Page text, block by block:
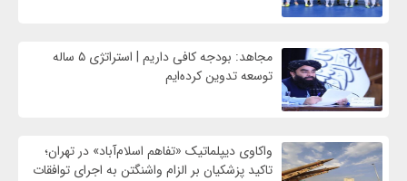
مجاهد: بودجه کافی داریم | استراتژی ۵ ساله
توسعه تدوین کرده‌ایم
واکاوی دیپلماتیک «تفاهم اسلام‌آباد» در تهران؛
تاکید پزشکیان بر الزام واشنگتن به اجرای توافقات